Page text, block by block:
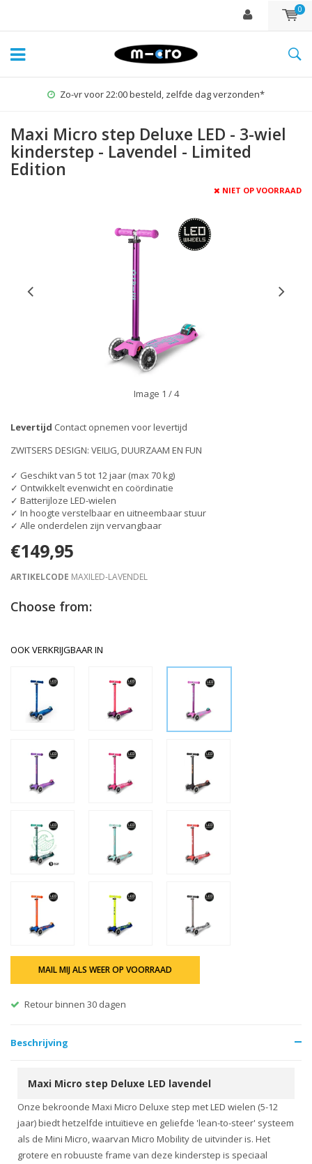
0
Zo-vr voor 22:00 besteld, zelfde dag verzonden*
Maxi Micro step Deluxe LED - 3-wiel
kinderstep - Lavendel - Limited
Edition
NIET OP VOORRAAD
Image 1 / 4
Levertijd Contact opnemen voor levertijd
ZWITSERS DESIGN: VEILIG, DUURZAAM EN FUN
✓ Geschikt van 5 tot 12 jaar (max 70 kg)
✓ Ontwikkelt evenwicht en coördinatie
✓ Batterijloze LED-wielen
✓ In hoogte verstelbaar en uitneembaar stuur
✓ Alle onderdelen zijn vervangbaar
€149,95
ARTIKELCODE MAXILED-LAVENDEL
Choose from:
OOK VERKRIJGBAAR IN
MAIL MIJ ALS WEER OP VOORRAAD
Retour binnen 30 dagen
Beschrijving
Maxi Micro step Deluxe LED lavendel
Onze bekroonde Maxi Micro Deluxe step met LED wielen (5-12
jaar) biedt hetzelfde intuïtieve en geliefde 'lean-to-steer' systeem
als de Mini Micro, waarvan Micro Mobility de uitvinder is. Het
grotere en robuuste frame van deze kinderstep is speciaal